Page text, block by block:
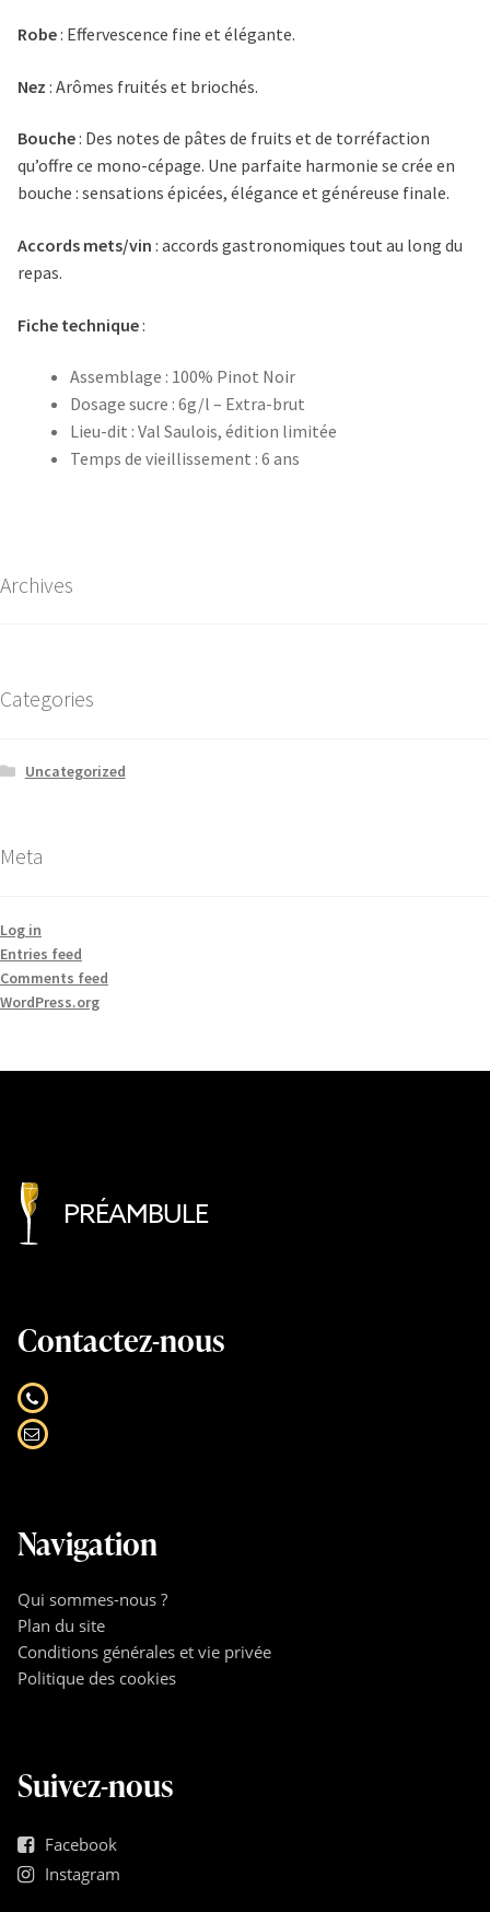
Robe: Effervescence fine et élégante.
Nez : Arômes fruités et briochés.
Bouche: Des notes de pâtes de fruits et de torréfaction
qu’offre ce mono-cépage. Une parfaite harmonie se crée en
bouche : sensations épicées, élégance et généreuse finale.
Accords mets/vin : accords gastronomiques tout au long du
repas.
Fiche technique:
Assemblage : 100% Pinot Noir
Dosage sucre : 6g/l – Extra-brut
Lieu-dit : Val Saulois, édition limitée
Temps de vieillissement : 6 ans
Archives
Categories
Uncategorized
Meta
Log in
Entries feed
Comments feed
WordPress.org
PRÉAMBULE
Contactez-nous
Navigation
Qui sommes-nous ?
Plan du site
Conditions générales et vie privée
Politique des cookies
Suivez-nous
Facebook
Instagram